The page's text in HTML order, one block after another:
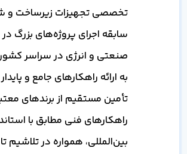
تخصصی تجهیزات زیرساخت و
سابقه اجرای پروژه‌های بزرگ
صنعتی و انرژی در سراسر
به ارائه راهکارهای جامع و
تأمین مستقیم از برندهای
راهکارهای فنی مطابق با
بین‌المللی، همواره در تلاشیم